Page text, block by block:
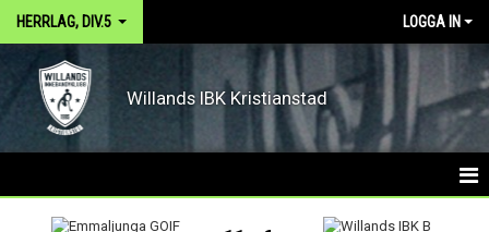
HERRLAG, DIV.5 LOGGA IN
Willands IBK Kristianstad